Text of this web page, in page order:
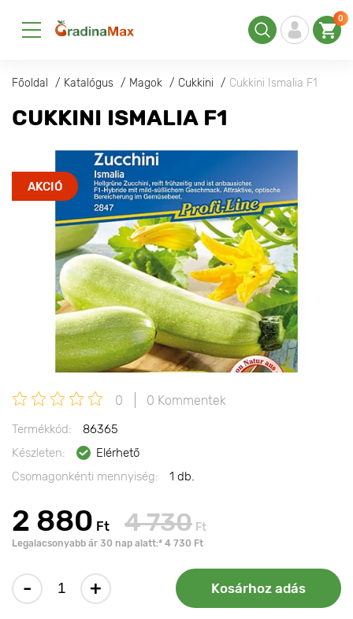
0
Főoldal Katalógus Magok Cukkini Cukkini Ismalia F1
CUKKINI ISMALIA F1
AKCIÓ
0 0 Kommentek
Termékkód:
86365
Készleten:
Elérhető
Csomagonkénti mennyiség:
1 db.
2 880 Ft 4 730 Ft
Legalacsonyabb ár 30 nap alatt:* 4 730 Ft
- + Kosárhoz adás